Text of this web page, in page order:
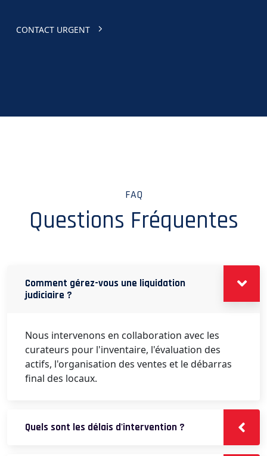
CONTACT URGENT
FAQ
Questions Fréquentes
Comment gérez-vous une liquidation
judiciaire ?
Nous intervenons en collaboration avec les
curateurs pour l'inventaire, l'évaluation des
actifs, l'organisation des ventes et le débarras
final des locaux.
Quels sont les délais d'intervention ?